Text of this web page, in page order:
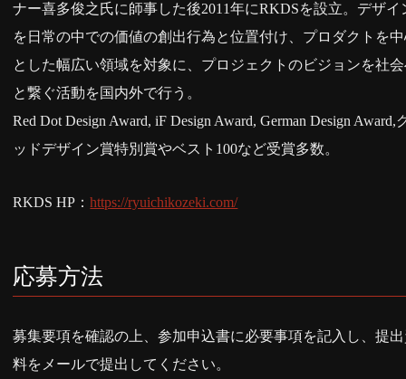
ナー喜多俊之氏に師事した後2011年にRKDSを設立。デザイ
を日常の中での価値の創出行為と位置付け、プロダクトを
とした幅広い領域を対象に、プロジェクトのビジョンを社
と繋ぐ活動を国内外で行う。
Red Dot Design Award, iF Design Award, German Design Award,
ッドデザイン賞特別賞やベスト100など受賞多数。
RKDS HP：https://ryuichikozeki.com/
応募方法
募集要項を確認の上、参加申込書に必要事項を記入し、提
料をメールで提出してください。